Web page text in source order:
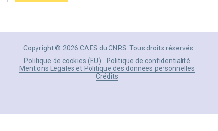
Copyright © 2026 CAES du CNRS. Tous droits réservés.
Politique de cookies (EU)
Politique de confidentialité
Mentions Légales et Politique des données personnelles
Crédits